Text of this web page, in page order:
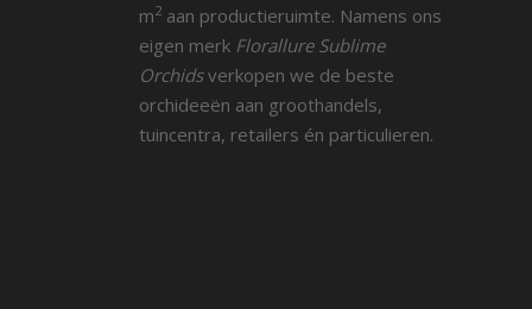
m2 aan productieruimte. Namens ons
eigen merk Florallure Sublime
Orchidsverkopen we de beste
orchideeën aan groothandels,
tuincentra, retailers én particulieren.